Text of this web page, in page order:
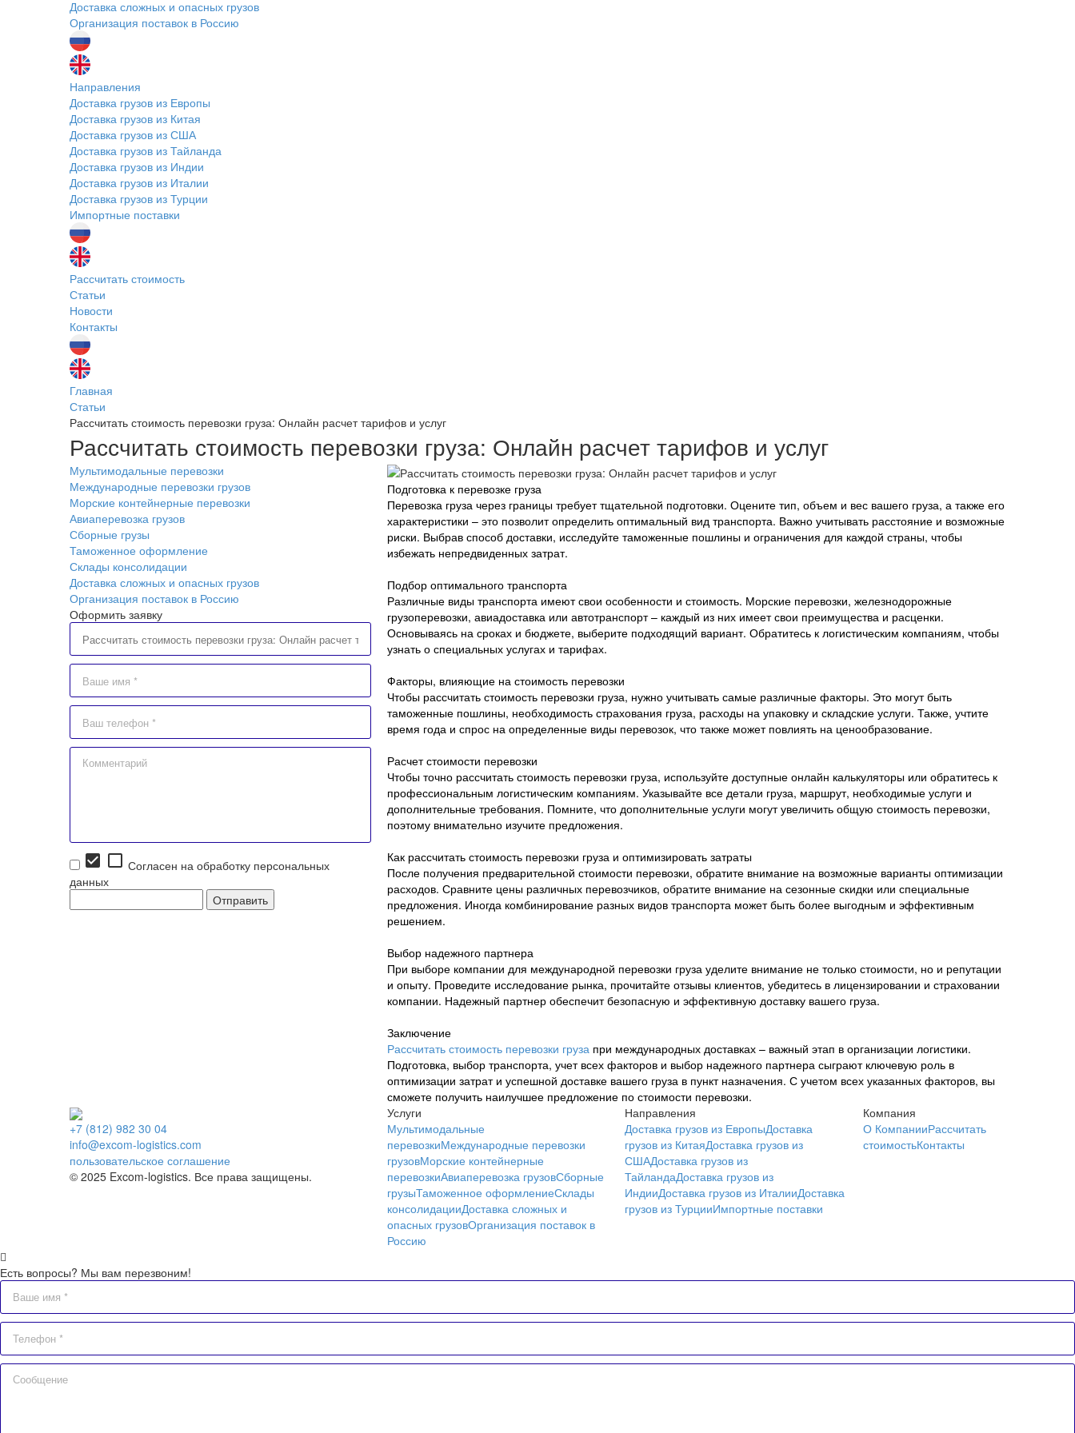
Доставка сложных и опасных грузов
Организация поставок в Россию
Направления
Доставка грузов из Европы
Доставка грузов из Китая
Доставка грузов из США
Доставка грузов из Тайланда
Доставка грузов из Индии
Доставка грузов из Италии
Доставка грузов из Турции
Импортные поставки
Рассчитать стоимость
Статьи
Новости
Контакты
Главная
Статьи
Рассчитать стоимость перевозки груза: Онлайн расчет тарифов и услуг
Рассчитать стоимость перевозки груза: Онлайн расчет тарифов и услуг
Мультимодальные перевозки
Международные перевозки грузов
Морские контейнерные перевозки
Авиаперевозка грузов
Сборные грузы
Таможенное оформление
Склады консолидации
Доставка сложных и опасных грузов
Организация поставок в Россию
Оформить заявку
check_box check_box_outline_blank Согласен на обработку персональных
данных
Подготовка к перевозке груза
Перевозка груза через границы требует тщательной подготовки. Оцените тип, объем и вес вашего груза, а также его
характеристики – это позволит определить оптимальный вид транспорта. Важно учитывать расстояние и возможные
риски. Выбрав способ доставки, исследуйте таможенные пошлины и ограничения для каждой страны, чтобы
избежать непредвиденных затрат.
Подбор оптимального транспорта
Различные виды транспорта имеют свои особенности и стоимость. Морские перевозки, железнодорожные
грузоперевозки, авиадоставка или автотранспорт – каждый из них имеет свои преимущества и расценки.
Основываясь на сроках и бюджете, выберите подходящий вариант. Обратитесь к логистическим компаниям, чтобы
узнать о специальных услугах и тарифах.
Факторы, влияющие на стоимость перевозки
Чтобы рассчитать стоимость перевозки груза, нужно учитывать самые различные факторы. Это могут быть
таможенные пошлины, необходимость страхования груза, расходы на упаковку и складские услуги. Также, учтите
время года и спрос на определенные виды перевозок, что также может повлиять на ценообразование.
Расчет стоимости перевозки
Чтобы точно рассчитать стоимость перевозки груза, используйте доступные онлайн калькуляторы или обратитесь к
профессиональным логистическим компаниям. Указывайте все детали груза, маршрут, необходимые услуги и
дополнительные требования. Помните, что дополнительные услуги могут увеличить общую стоимость перевозки,
поэтому внимательно изучите предложения.
Как рассчитать стоимость перевозки груза и оптимизировать затраты
После получения предварительной стоимости перевозки, обратите внимание на возможные варианты оптимизации
расходов. Сравните цены различных перевозчиков, обратите внимание на сезонные скидки или специальные
предложения. Иногда комбинирование разных видов транспорта может быть более выгодным и эффективным
решением.
Выбор надежного партнера
При выборе компании для международной перевозки груза уделите внимание не только стоимости, но и репутации
и опыту. Проведите исследование рынка, прочитайте отзывы клиентов, убедитесь в лицензировании и страховании
компании. Надежный партнер обеспечит безопасную и эффективную доставку вашего груза.
Заключение
Рассчитать стоимость перевозки груза при международных доставках – важный этап в организации логистики.
Подготовка, выбор транспорта, учет всех факторов и выбор надежного партнера сыграют ключевую роль в
оптимизации затрат и успешной доставке вашего груза в пункт назначения. С учетом всех указанных факторов, вы
сможете получить наилучшее предложение по стоимости перевозки.
+7 (812) 982 30 04
info@excom-logistics.com
пользовательское соглашение
© 2025 Excom-logistics. Все права защищены.
Услуги
Мультимодальные
перевозкиМеждународные перевозки
грузовМорские контейнерные
перевозкиАвиаперевозка грузовСборные
грузыТаможенное оформлениеСклады
консолидацииДоставка сложных и
опасных грузовОрганизация поставок в
Россию
Направления
Доставка грузов из ЕвропыДоставка
грузов из КитаяДоставка грузов из
СШАДоставка грузов из
ТайландаДоставка грузов из
ИндииДоставка грузов из ИталииДоставка
грузов из ТурцииИмпортные поставки
Компания
О КомпанииРассчитать
стоимостьКонтакты
Есть вопросы? Мы вам перезвоним!